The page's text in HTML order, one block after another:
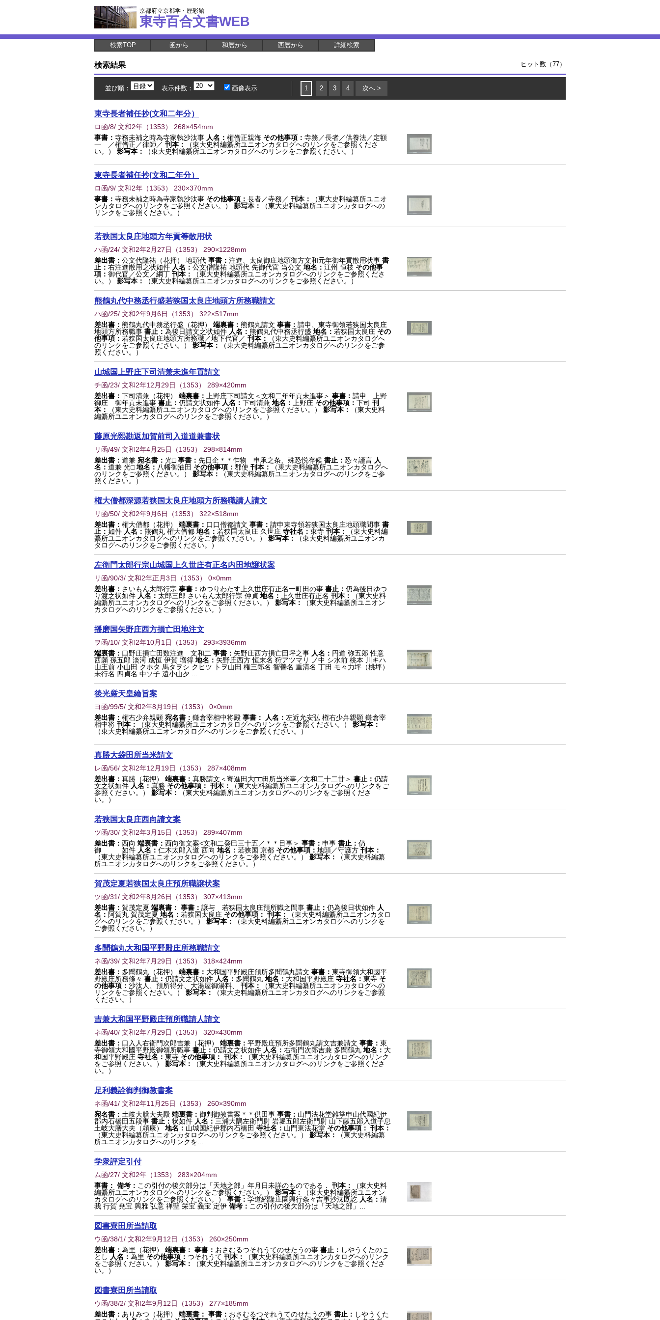
京都府立京都学・歴彩館
東寺百合文書WEB
検索TOP 函から 和暦から 西暦から 詳細検索
検索結果 ヒット数（77）
並び順： 表示件数： 画像表示 1 2 3 4 次へ >
東寺長者補任抄(文和二年分）
ロ函/8/ 文和2年 （1353） 268×454mm
事書： 寺務未補之時為寺家執沙汰事 人名： 権僧正親海 その他事項： 寺務／長者／供養法／定額
一 ／権僧正／律師／ 刊本：
（東大史料編纂所ユニオンカタログへのリンクをご参照くださ
い。）
影写本： （東大史料編纂所ユニオンカタログへのリンクをご参照ください。）
東寺長者補任抄(文和二年分）
ロ函/9/ 文和2年 （1353） 230×370mm
事書： 寺務未補之時為寺家執沙汰事 その他事項： 長者／寺務／ 刊本：
（東大史料編纂所ユニオ
ンカタログへのリンクをご参照ください。）
影写本：
（東大史料編纂所ユニオンカタログへの
リンクをご参照ください。）
若狭国太良庄地頭方年貢等散用状
ハ函/24/ 文和2年2月27日 （1353） 290×1228mm
差出書： 公文代隆祐（花押） 地頭代 事書： 注進、太良御庄地頭御方文和元年御年貢散用状事 書
止： 右注進散用之状如件 人名： 公文僧隆祐 地頭代 先御代官 当公文 地名： 江州 恒枝 その他事
項： 御代官／公文／綱丁 刊本：
（東大史料編纂所ユニオンカタログへのリンクをご参照くださ
い。）
影写本： （東大史料編纂所ユニオンカタログへのリンクをご参照ください。）
熊鶴丸代中務丞行盛若狭国太良庄地頭方所務職請文
ハ函/25/ 文和2年9月6日 （1353） 322×517mm
差出書： 熊鶴丸代中務丞行盛（花押） 端裏書： 熊鶴丸請文 事書： 請申、東寺御領若狭国太良庄
地頭方所務職事 書止： 為後日請文之状如件 人名： 熊鶴丸代中務丞行盛 地名： 若狭国太良庄 その
他事項： 若狭国太良庄地頭方所務職／地下代官／ 刊本：
（東大史料編纂所ユニオンカタログへ
のリンクをご参照ください。）
影写本：
（東大史料編纂所ユニオンカタログへのリンクをご参
照ください。）
山城国上野庄下司清兼未進年貢請文
チ函/23/ 文和2年12月29日 （1353） 289×420mm
差出書： 下司清兼（花押） 端裏書： 上野庄下司請文＜文和二年年貢未進事＞ 事書： 請申 上野
御庄 御年貢未進事 書止： 仍請文状如件 人名： 下司清兼 地名： 上野庄 その他事項： 下司 刊
本：
（東大史料編纂所ユニオンカタログへのリンクをご参照ください。） 影写本：
（東大史料
編纂所ユニオンカタログへのリンクをご参照ください。）
藤原光熙勘返加賀前司入道道兼書状
リ函/49/ 文和2年4月25日 （1353） 298×814mm
差出書： 道兼 宛名書： 光□ 事書： 先日企＊＊乍物 申承之条、殊恐悦存候 書止： 恐々謹言 人
名： 道兼 光□ 地名： 八幡御油田 その他事項： 郡使 刊本：
（東大史料編纂所ユニオンカタログへ
のリンクをご参照ください。）
影写本：
（東大史料編纂所ユニオンカタログへのリンクをご参
照ください。）
権大僧都深源若狭国太良庄地頭方所務職請人請文
リ函/50/ 文和2年9月6日 （1353） 322×518mm
差出書： 権大僧都（花押） 端裏書： 口口僧都請文 事書： 請申東寺領若狭国太良庄地頭職間事 書
止： 如件 人名： 熊鶴丸 権大僧都 地名： 若狭国太良庄 久世庄 寺社名： 東寺 刊本：
（東大史料編
纂所ユニオンカタログへのリンクをご参照ください。）
影写本：
（東大史料編纂所ユニオンカ
タログへのリンクをご参照ください。）
左衛門太郎行宗山城国上久世庄有正名内田地譲状案
リ函/90/3/ 文和2年正月3日 （1353） 0×0mm
差出書： さいもん太郎行宗 事書： ゆつりわたす上久世庄有正名一町田の事 書止： 仍為後日ゆつ
り渡之状如件 人名： 太郎三郎 さいもん太郎行宗 仲貞 地名： 上久世庄有正名 刊本：
（東大史料
編纂所ユニオンカタログへのリンクをご参照ください。）
影写本：
（東大史料編纂所ユニオン
カタログへのリンクをご参照ください。）
播磨国矢野庄西方損亡田地注文
ヲ函/10/ 文和2年10月1日 （1353） 293×3936mm
端裏書： 口野庄損亡田数注進 文和二 事書： 矢野庄西方損亡田坪之事 人名： 円道 弥五郎 性意
西願 孫五郎 淡河 成恒 伊賀 増得 地名： 矢野庄西方 恒末名 狩アツマリ ノ中 シ水前 桃本 川キハ
山王前 小山田 クホタ 馬タヲシ クヒツ トヲ山田 権三郎名 智善名 重清名 丁田 モ々力坪（桃坪）
未行名 四貞名 中ソ子 遠小山夕 ...
後光厳天皇綸旨案
ヨ函/99/5/ 文和2年8月19日 （1353） 0×0mm
差出書： 権右少弁親顕 宛名書： 鎌倉宰相中将殿 事書： 人名： 左近允安弘 権右少弁親顕 鎌倉宰
相中将 刊本： （東大史料編纂所ユニオンカタログへのリンクをご参照ください。）
影写本：
（東大史料編纂所ユニオンカタログへのリンクをご参照ください。）
真勝大袋田所当米請文
レ函/56/ 文和2年12月19日 （1353） 287×408mm
差出書： 真勝（花押） 端裏書： 真勝請文＜寄進田大□□田所当米事／文和二十二廿＞ 書止： 仍請
文之状如件 人名： 真勝 その他事項： 刊本：
（東大史料編纂所ユニオンカタログへのリンクをご
参照ください。）
影写本：
（東大史料編纂所ユニオンカタログへのリンクをご参照くださ
い。）
若狭国太良庄西向請文案
ツ函/30/ 文和2年3月15日 （1353） 289×407mm
差出書： 西向 端裏書： 西向御文案<文和二癸巳三十五／＊＊目事＞ 事書： 申事 書止： 仍
御 如件 人名： 仁木太郎入道 西向 地名： 若狭国 京都 その他事項： 地頭／守護方 刊本：
（東大史料編纂所ユニオンカタログへのリンクをご参照ください。）
影写本：
（東大史料編纂
所ユニオンカタログへのリンクをご参照ください。）
賀茂定夏若狭国太良庄預所職譲状案
ツ函/31/ 文和2年8月26日 （1353） 307×413mm
差出書： 賀茂定夏 端裏書： 事書： 譲与 若狭国太良庄預所職之間事 書止： 仍為後日状如件 人
名： 阿賀丸 賀茂定夏 地名： 若狭国太良庄 その他事項： 刊本：
（東大史料編纂所ユニオンカタロ
グへのリンクをご参照ください。）
影写本：
（東大史料編纂所ユニオンカタログへのリンクを
ご参照ください。）
多聞鶴丸大和国平野殿庄所務職請文
ネ函/39/ 文和2年7月29日 （1353） 318×424mm
差出書： 多聞鶴丸（花押） 端裏書： 大和国平野殿庄預所多聞鶴丸請文 事書： 東寺御領大和國平
野殿庄所務條々 書止： 仍請文之状如件 人名： 多聞鶴丸 地名： 大和国平野殿庄 寺社名： 東寺 そ
の他事項： 沙汰人、預所得分、大湯屋御湯料、 刊本：
（東大史料編纂所ユニオンカタログへの
リンクをご参照ください。）
影写本：
（東大史料編纂所ユニオンカタログへのリンクをご参照
ください。）
吉兼大和国平野殿庄預所職請人請文
ネ函/40/ 文和2年7月29日 （1353） 320×430mm
差出書： 口入人右衞門次郎吉兼（花押） 端裏書： 平野殿庄預所多聞鶴丸請文吉兼請文 事書： 東
寺御領大和國平野殿御領所職事 書止： 仍請文之状如件 人名： 右衛門次郎吉兼 多聞鶴丸 地名： 大
和国平野殿庄 寺社名： 東寺 その他事項： 刊本：
（東大史料編纂所ユニオンカタログへのリンク
をご参照ください。）
影写本：
（東大史料編纂所ユニオンカタログへのリンクをご参照くださ
い。）
足利義詮御判御教書案
ネ函/41/ 文和2年11月25日 （1353） 260×390mm
宛名書： 土岐大膳大夫殿 端裏書： 御判御教書案＊＊供田事 事書： 山門法花堂雑掌申山代國紀伊
郡内石橋田五段事 書止： 状如件 人名： 三浦大隅左衛門尉 岩堀五郎左衛門尉 山下藤五郎入道子息
土岐大膳大夫（頼康）
地名： 山城国紀伊郡内石橋田 寺社名： 山門東法花堂 その他事項： 刊本：
（東大史料編纂所ユニオンカタログへのリンクをご参照ください。）
影写本：
（東大史料編纂
所ユニオンカタログへのリンクを...
学衆評定引付
ム函/27/ 文和2年 （1353） 283×204mm
事書： 備考： この引付の後欠部分は「天地之部」年月日未詳のものである． 刊本：
（東大史料
編纂所ユニオンカタログへのリンクをご参照ください。）
影写本：
（東大史料編纂所ユニオン
カタログへのリンクをご参照ください。）
事書： 学道紹隆庄園興行条々吉事沙汰既訖 人名： 清
我 行賀 尭宝 興雅 弘意 禅聖 栄宝 義宝 定伊 備考： この引付の後欠部分は「天地之部」...
図書寮田所当請取
ウ函/38/1/ 文和2年9月12日 （1353） 260×250mm
差出書： 為里（花押） 端裏書： 事書： おさむるつそれうてのせたうの事 書止： しやうくたのこ
とし 人名： 為里 その他事項： つそれうて 刊本：
（東大史料編纂所ユニオンカタログへのリンク
をご参照ください。）
影写本：
（東大史料編纂所ユニオンカタログへのリンクをご参照くださ
い。）
図書寮田所当請取
ウ函/38/2/ 文和2年9月12日 （1353） 277×185mm
差出書： ありみつ（花押） 端裏書： 事書： おさむるつそれうてのせたうの事 書止： しやうくた